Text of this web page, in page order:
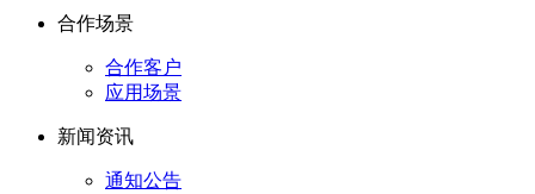
合作场景
合作客户
应用场景
新闻资讯
通知公告